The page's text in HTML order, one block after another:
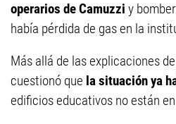
operarios de Camuzzi y
había pérdida de gas en la
Más allá de las explicaciones
cuestionó que la situación ya
edificios educativos no están